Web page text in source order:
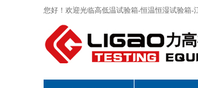
您好！欢迎光临高低温试验箱-恒温恒湿试验箱-